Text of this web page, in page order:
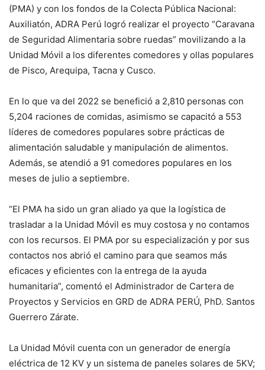
(PMA) y con los fondos de la Colecta Pública Nacional:
Auxiliatón, ADRA Perú logró realizar el proyecto “Caravana
de Seguridad Alimentaria sobre ruedas” movilizando a la
Unidad Móvil a los diferentes comedores y ollas populares
de Pisco, Arequipa, Tacna y Cusco.
En lo que va del 2022 se benefició a 2,810 personas con
5,204 raciones de comidas, asimismo se capacitó a 553
líderes de comedores populares sobre prácticas de
alimentación saludable y manipulación de alimentos.
Además, se atendió a 91 comedores populares en los
meses de julio a septiembre.
“El PMA ha sido un gran aliado ya que la logística de
trasladar a la Unidad Móvil es muy costosa y no contamos
con los recursos. El PMA por su especialización y por sus
contactos nos abrió el camino para que seamos más
eficaces y eficientes con la entrega de la ayuda
humanitaria”, comentó el Administrador de Cartera de
Proyectos y Servicios en GRD de ADRA PERÚ, PhD. Santos
Guerrero Zárate.
La Unidad Móvil cuenta con un generador de energía
eléctrica de 12 KV y un sistema de paneles solares de 5KV;